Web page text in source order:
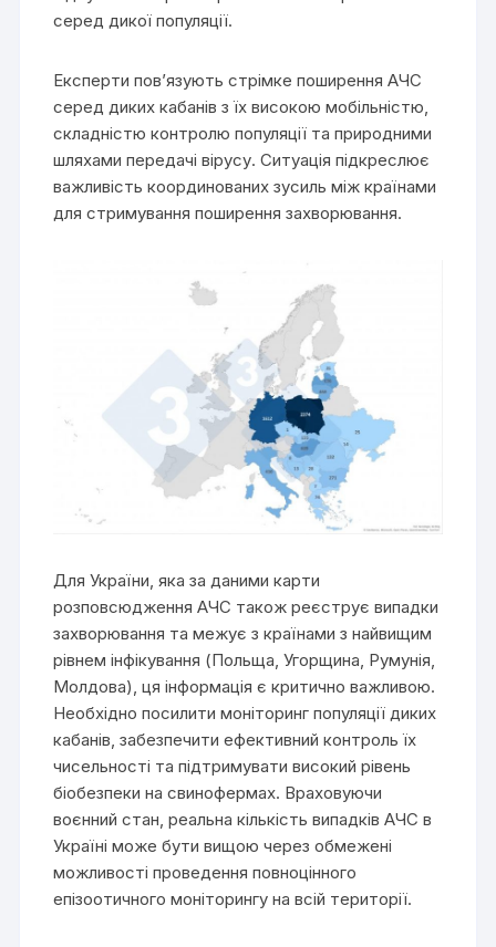
серед дикої популяції.
Експерти пов’язують стрімке поширення АЧС
серед диких кабанів з їх високою мобільністю,
складністю контролю популяції та природними
шляхами передачі вірусу. Ситуація підкреслює
важливість координованих зусиль між країнами
для стримування поширення захворювання.
Для України, яка за даними карти
розповсюдження АЧС також реєструє випадки
захворювання та межує з країнами з найвищим
рівнем інфікування (Польща, Угорщина, Румунія,
Молдова), ця інформація є критично важливою.
Необхідно посилити моніторинг популяції диких
кабанів, забезпечити ефективний контроль їх
чисельності та підтримувати високий рівень
біобезпеки на свинофермах. Враховуючи
воєнний стан, реальна кількість випадків АЧС в
Україні може бути вищою через обмежені
можливості проведення повноцінного
епізоотичного моніторингу на всій території.